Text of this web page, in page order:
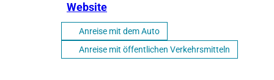
Website
Anreise mit dem Auto
Anreise mit öffentlichen Verkehrsmitteln